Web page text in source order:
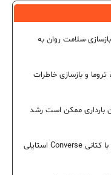
سلامت روان به
و بازسازی خاطرات
بارداری ممکن است رشد
راهنمای ست کردن کفش کانورس؛ چگونه با کتانی Converse استایلی